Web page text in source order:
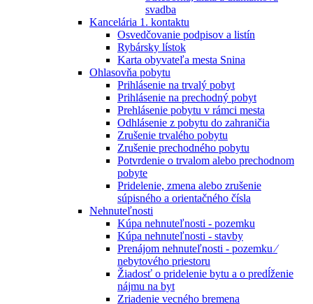
svadba
Kancelária 1. kontaktu
Osvedčovanie podpisov a listín
Rybársky lístok
Karta obyvateľa mesta Snina
Ohlasovňa pobytu
Prihlásenie na trvalý pobyt
Prihlásenie na prechodný pobyt
Prehlásenie pobytu v rámci mesta
Odhlásenie z pobytu do zahraničia
Zrušenie trvalého pobytu
Zrušenie prechodného pobytu
Potvrdenie o trvalom alebo prechodnom
pobyte
Pridelenie, zmena alebo zrušenie
súpisného a orientačného čísla
Nehnuteľnosti
Kúpa nehnuteľnosti - pozemku
Kúpa nehnuteľnosti - stavby
Prenájom nehnuteľnosti - pozemku ⁄
nebytového priestoru
Žiadosť o pridelenie bytu a o predĺženie
nájmu na byt
Zriadenie vecného bremena